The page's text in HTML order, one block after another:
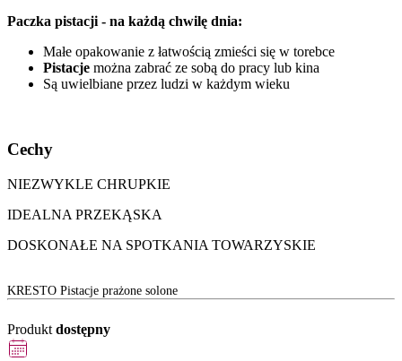
Paczka pistacji - na każdą chwilę dnia:
Małe opakowanie z łatwością zmieści się w torebce
Pistacje można zabrać ze sobą do pracy lub kina
Są uwielbiane przez ludzi w każdym wieku
Cechy
NIEZWYKLE CHRUPKIE
IDEALNA PRZEKĄSKA
DOSKONAŁE NA SPOTKANIA TOWARZYSKIE
KRESTO Pistacje prażone solone
Produkt dostępny